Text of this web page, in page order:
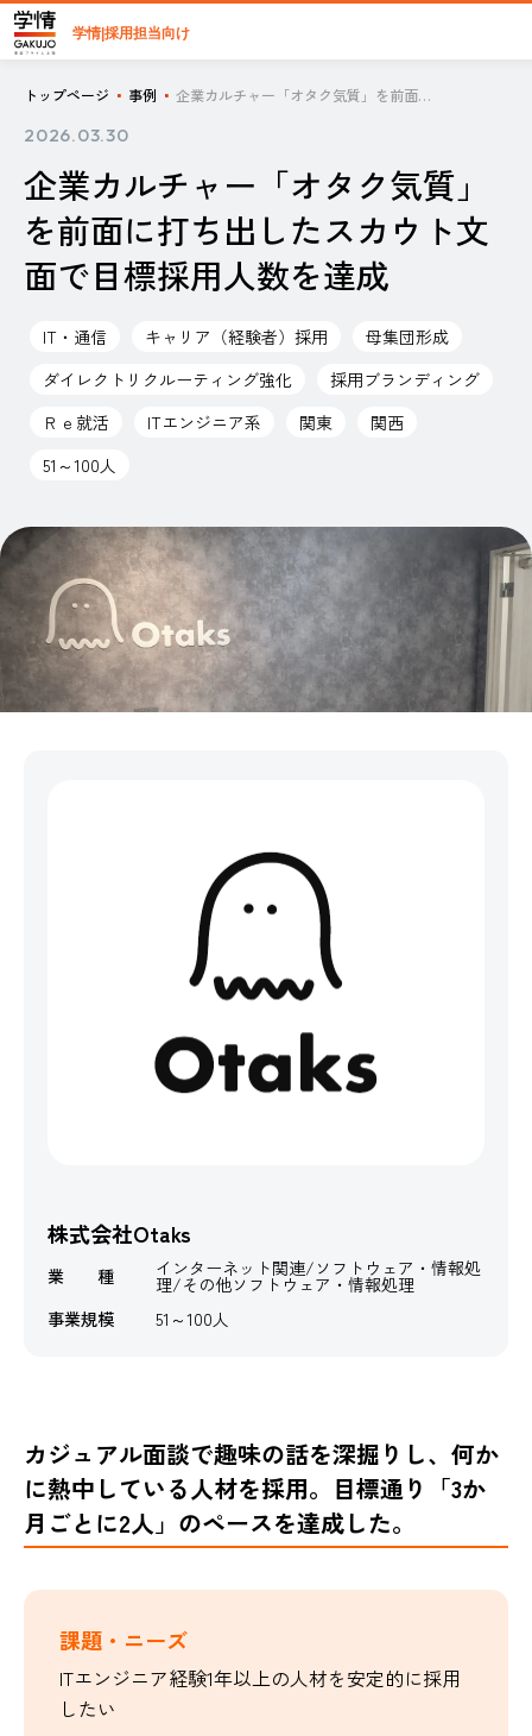
学情|採用担当向け
トップページ 事例 企業カルチャー「オタク気質」を前面に打ち出したスカウト文面で目標採用人数を達成
2026.03.30
企業カルチャー「オタク気質」
を前面に打ち出したスカウト文
面で目標採用人数を達成
IT・通信 キャリア（経験者）採用
母集団形成
ダイレクトリクルーティング強化
採用ブランディング
Ｒｅ就活
ITエンジニア系 関東
関西
51～100人
株式会社Otaks
業 種 インターネット関連/ソフトウェア・情報処
理/その他ソフトウェア・情報処理
事業規模
51～100人
カジュアル面談で趣味の話を深掘りし、何か
に熱中している人材を採用。目標通り「3か
月ごとに2人」のペースを達成した。
課題・ニーズ
ITエンジニア経験1年以上の人材を安定的に採用
したい